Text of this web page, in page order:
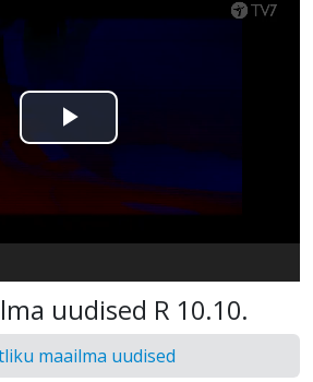
Esita
video
uudised R 10.10.
maailma uudised